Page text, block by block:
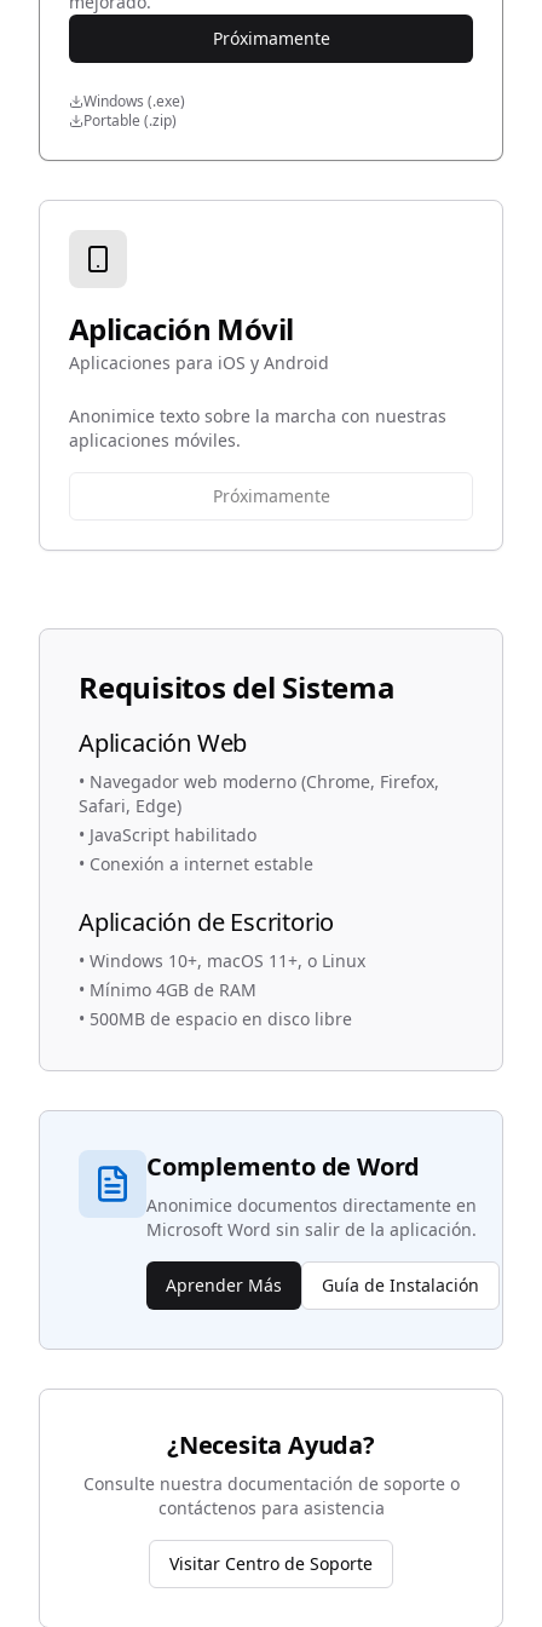
Próximamente
Windows (.exe)
Portable (.zip)
Aplicación Móvil
Aplicaciones para iOS y Android
Anonimice texto sobre la marcha con nuestras
aplicaciones móviles.
Próximamente
Requisitos del Sistema
Aplicación Web
• Navegador web moderno (Chrome, Firefox,
Safari, Edge)
• JavaScript habilitado
• Conexión a internet estable
Aplicación de Escritorio
• Windows 10+, macOS 11+, o Linux
• Mínimo 4GB de RAM
• 500MB de espacio en disco libre
Complemento de Word
Anonimice documentos directamente en
Microsoft Word sin salir de la aplicación.
Aprender Más Guía de Instalación
¿Necesita Ayuda?
Consulte nuestra documentación de soporte o
contáctenos para asistencia
Visitar Centro de Soporte